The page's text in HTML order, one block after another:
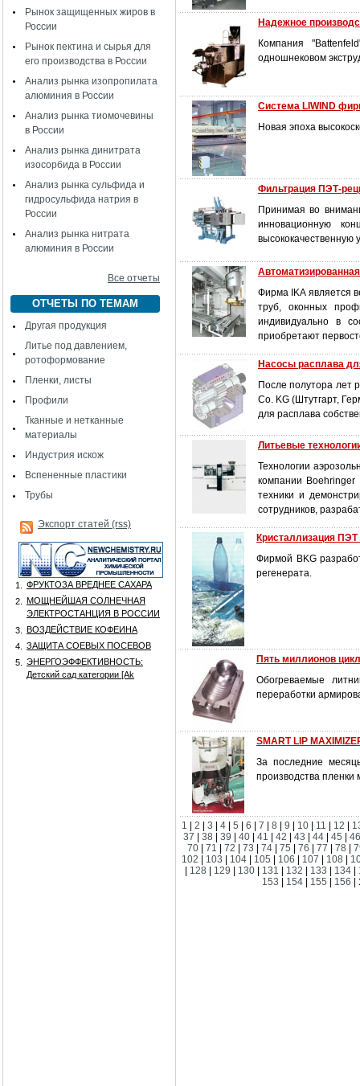
Рынок защищенных жиров в
России
Рынок пектина и сырья для
его производства в России
Анализ рынка изопропилата
алюминия в России
Анализ рынка тиомочевины
в России
Анализ рынка динитрата
изосорбида в России
Анализ рынка сульфида и
гидросульфида натрия в
России
Анализ рынка нитрата
алюминия в России
Все отчеты
ОТЧЕТЫ ПО ТЕМАМ
Другая продукция
Литье под давлением,
ротоформование
Пленки, листы
Профили
Тканные и нетканные
материалы
Индустрия искож
Вспененные пластики
Трубы
Экспорт статей (rss)
1.
ФРУКТОЗА ВРЕДНЕЕ САХАРА
2.
МОЩНЕЙШАЯ СОЛНЕЧНАЯ
ЭЛЕКТРОСТАНЦИЯ В РОССИИ
3.
ВОЗДЕЙСТВИЕ КОФЕИНА
4.
ЗАЩИТА СОЕВЫХ ПОСЕВОВ
5.
ЭНЕРГОЭФФЕКТИВНОСТЬ:
Детский сад категории [Аk
Надежное
Компания
одношнековом
Система LIWIND
Новая эпоха
Фильтрация ПЭТ-
Принимая во
инновационную
высококачественную
Фирма IKA является
труб, оконных
индивидуально в
приобретают
Насосы расплава
После полутора лет
Co. KG (Штутгарт,
для расплава
Литьевые
Технологии
компании
техники и
сотрудников,
Кристаллизация ПЭТ
Фирмой BKG
регенерата.
Пять миллионов
Обогреваемые
переработки
SMART LIP
За последние
производства пленки
1 2 3 4 5 6 7 8 9 10 11 12
37
|38 |39 |40 |41 |42 |43 |44 |45 |
70
71 72 73 74 75 76 77 78
102
103 104 105 106 107 108
128 129 130 131 132 133 134
153
154 155 156